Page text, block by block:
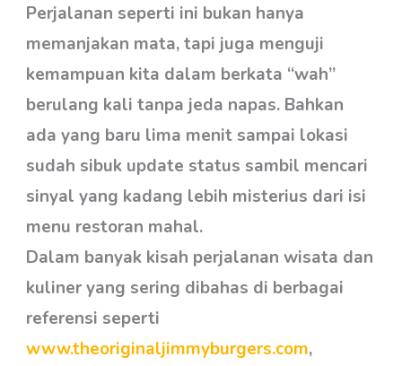
Perjalanan seperti ini bukan hanya
memanjakan mata, tapi juga menguji
kemampuan kita dalam berkata “wah”
berulang kali tanpa jeda napas. Bahkan
ada yang baru lima menit sampai lokasi
sudah sibuk update status sambil mencari
sinyal yang kadang lebih misterius dari isi
menu restoran mahal.
Dalam banyak kisah perjalanan wisata dan
kuliner yang sering dibahas di berbagai
referensi seperti
www.theoriginaljimmyburgers.com,